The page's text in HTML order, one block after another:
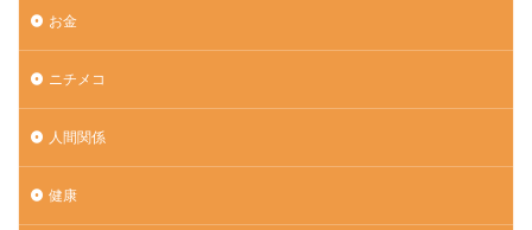
お金
ニチメコ
人間関係
健康